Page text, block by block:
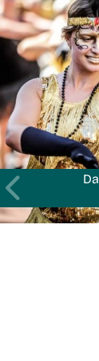
Danseres © Toerisme